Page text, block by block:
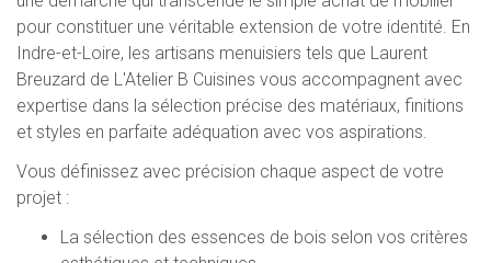
pour constituer une véritable extension de votre identité. En
Indre-et-Loire, les artisans menuisiers tels que Laurent
Breuzard de L'Atelier B Cuisines vous accompagnent avec
expertise dans la sélection précise des matériaux, finitions
et styles en parfaite adéquation avec vos aspirations.
Vous définissez avec précision chaque aspect de votre
projet :
La sélection des essences de bois selon vos critères